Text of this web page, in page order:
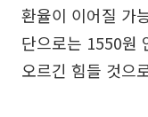
환율이 이어질 가
단으로는 1550원
오르긴 힘들 것으